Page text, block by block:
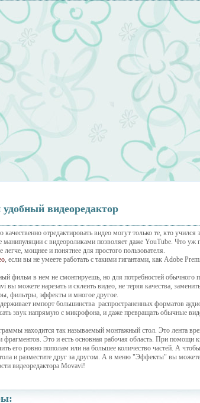
видеоредактор
качественно отредактировать видео могут только те, кто
манипуляции с видеороликами позволяет даже YouTube. Что
легче, мощнее и понятнее для простого пользователя.
, если вы не умеете работать с такими гигантами, как Adobe
фильм в нем не смонтируешь, но для потребностей обычного
вы можете нарезать и склеить видео, не теряя качества,
фильтры, эффекты и многое другое.
импорт большинства распространенных форматов
звук напрямую с микрофона, и даже превращать обычные
находится так называемый монтажный стол. Это лента
фрагментов. Это и есть основная рабочая область. При
его ровно пополам или на большее количество частей. А
и разместите друг за другом. А в меню "Эффекты" вы
видеоредактора Movavi!